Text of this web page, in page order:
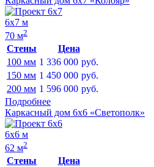
6х7 м
70 м2
Стены
Цена
100 мм 1 336 000 руб.
150 мм 1 450 000 руб.
200 мм 1 596 000 руб.
Подробнее
Каркасный дом 6х6 «Светополк»
6х6 м
62 м2
Стены
Цена